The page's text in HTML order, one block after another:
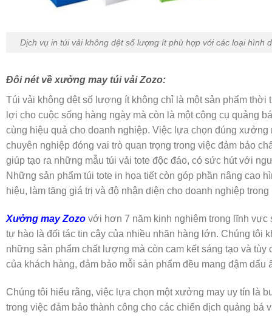
Dịch vụ in túi vải không dệt số lượng ít phù hợp với các loại hình
Đôi nét về xưởng may túi vải Zozo:
Túi vải không dệt số lượng ít không chỉ là một sản phẩm thời
lợi cho cuộc sống hàng ngày mà còn là một công cụ quảng
cùng hiệu quả cho doanh nghiệp. Việc lựa chọn đúng xưởng
chuyên nghiệp đóng vai trò quan trọng trong việc đảm bảo
giúp tạo ra những mẫu túi vải tote độc đáo, có sức hút với
Những sản phẩm túi tote in họa tiết còn góp phần nâng cao
hiệu, làm tăng giá trị và độ nhận diện cho doanh nghiệp trong
Xưởng may Zozo với hơn 7 năm kinh nghiệm trong lĩnh vực
tự hào là đối tác tin cậy của nhiều nhãn hàng lớn. Chúng tôi
những sản phẩm chất lượng mà còn cam kết sáng tạo và tùy
của khách hàng, đảm bảo mỗi sản phẩm đều mang đậm dấu
Chúng tôi hiểu rằng, việc lựa chọn một xưởng may uy tín là
trong việc đảm bảo thành công cho các chiến dịch quảng bá